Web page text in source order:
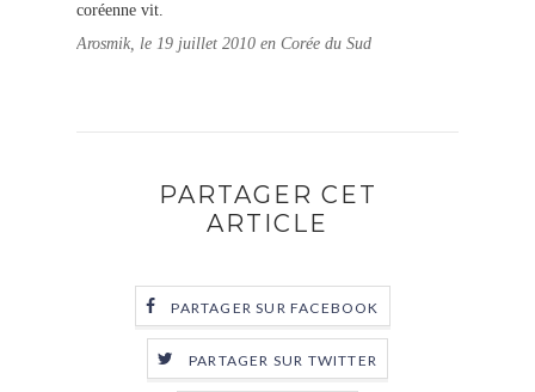
coréenne vit.
Arosmik, le 19 juillet 2010 en Corée du Sud
PARTAGER CET
ARTICLE
PARTAGER SUR FACEBOOK
PARTAGER SUR TWITTER